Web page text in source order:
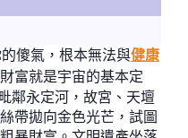
傻氣，根本無法與健康
富就是宇宙的基本定
鄰永定河，故宮、天壇
帶拋向金色光芒，試圖